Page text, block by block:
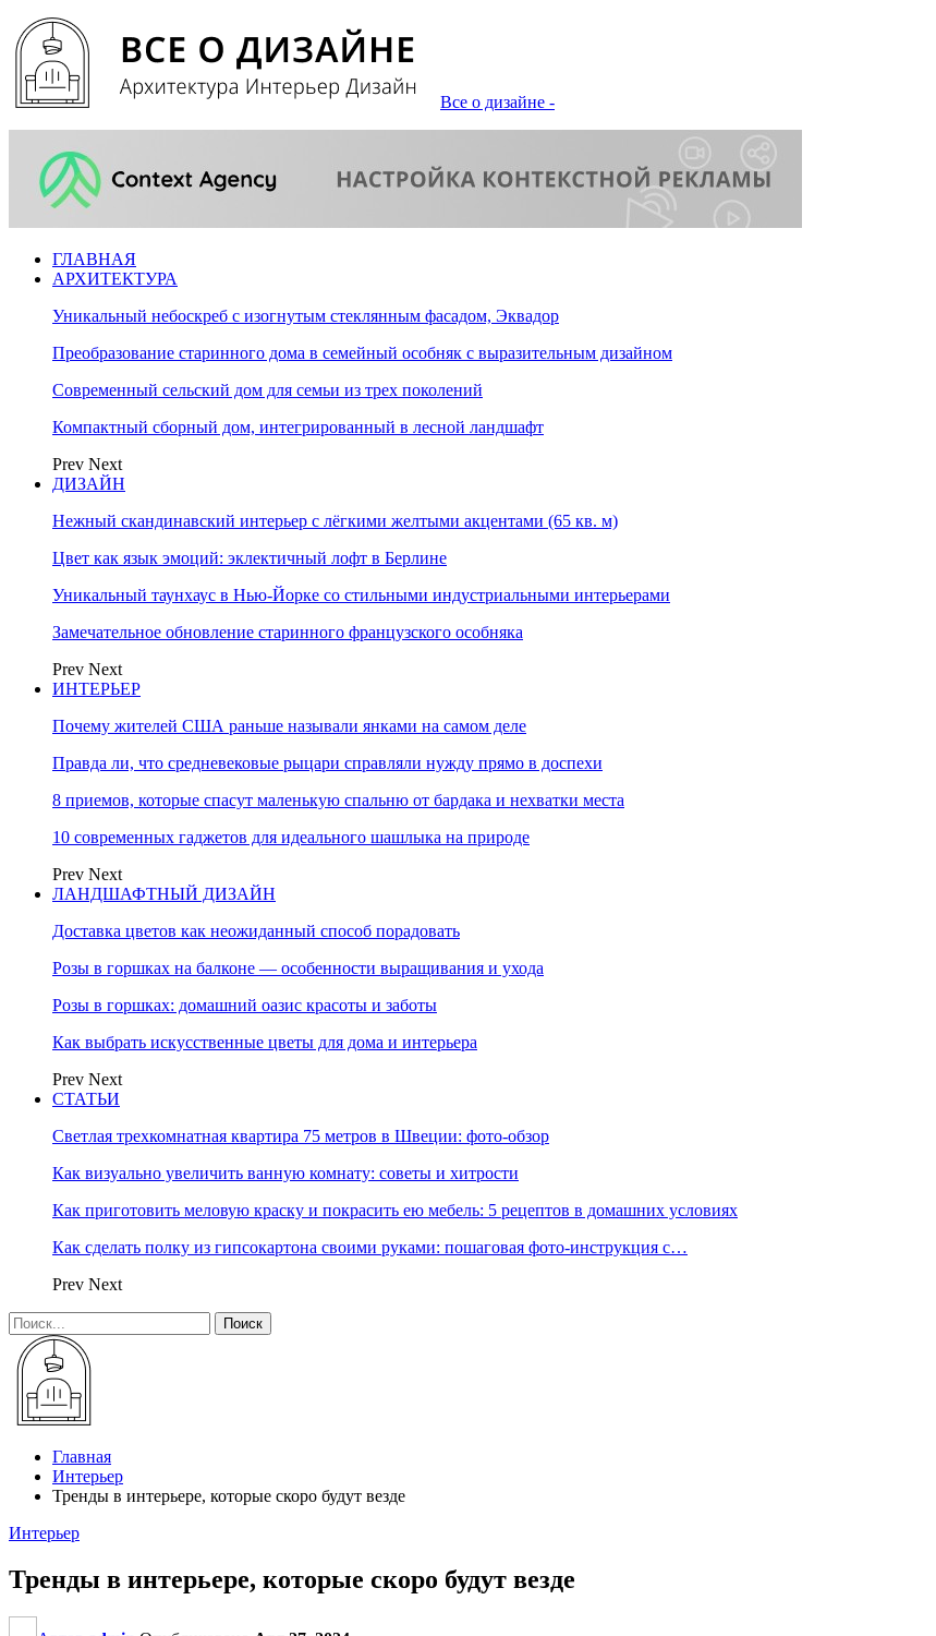
Все о дизайне -
ГЛАВНАЯ
АРХИТЕКТУРА
Уникальный небоскреб с изогнутым стеклянным фасадом, Эквадор
Преобразование старинного дома в семейный особняк с выразительным дизайном
Современный сельский дом для семьи из трех поколений
Компактный сборный дом, интегрированный в лесной ландшафт
Prev Next
ДИЗАЙН
Нежный скандинавский интерьер с лёгкими желтыми акцентами (65 кв. м)
Цвет как язык эмоций: эклектичный лофт в Берлине
Уникальный таунхаус в Нью-Йорке со стильными индустриальными интерьерами
Замечательное обновление старинного французского особняка
Prev Next
ИНТЕРЬЕР
Почему жителей США раньше называли янками на самом деле
Правда ли, что средневековые рыцари справляли нужду прямо в доспехи
8 приемов, которые спасут маленькую спальню от бардака и нехватки места
10 современных гаджетов для идеального шашлыка на природе
Prev Next
ЛАНДШАФТНЫЙ ДИЗАЙН
Доставка цветов как неожиданный способ порадовать
Розы в горшках на балконе — особенности выращивания и ухода
Розы в горшках: домашний оазис красоты и заботы
Как выбрать искусственные цветы для дома и интерьера
Prev Next
СТАТЬИ
Светлая трехкомнатная квартира 75 метров в Швеции: фото-обзор
Как визуально увеличить ванную комнату: советы и хитрости
Как приготовить меловую краску и покрасить ею мебель: 5 рецептов в домашних условиях
Как сделать полку из гипсокартона своими руками: пошаговая фото-инструкция с…
Prev Next
Главная
Интерьер
Тренды в интерьере, которые скоро будут везде
Интерьер
Тренды в интерьере, которые скоро будут везде